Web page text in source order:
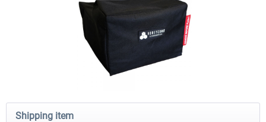
Shipping item